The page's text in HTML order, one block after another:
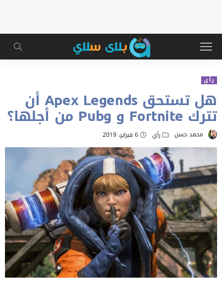
رأي
هل تستحق Apex Legends أن
تترك Fortnite و Pubg من أجلها؟
محمد حسن رأي 6 فبراير، 2019